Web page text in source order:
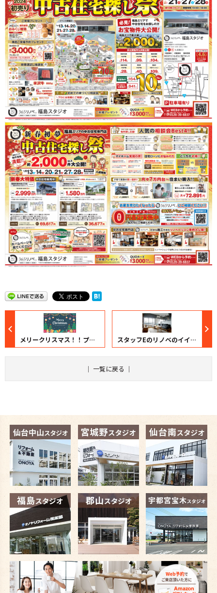
メリークリスマス！！プレゼントにインテリアはいかが！？ スタッフEのリノベのイイ話 vol.11【郡山スタジオ】
｜ 一覧に戻る ｜